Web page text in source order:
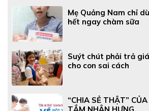
Mẹ Quảng Nam chỉ
hết ngay chàm sữa
Suýt chút phải trả
cho con sai cách
“CHIA SẺ THẬT”